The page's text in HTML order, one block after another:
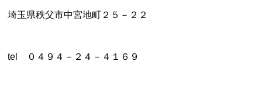
埼玉県秩父市中宮地町２５－２２
tel ０４９４－２４－４１６９